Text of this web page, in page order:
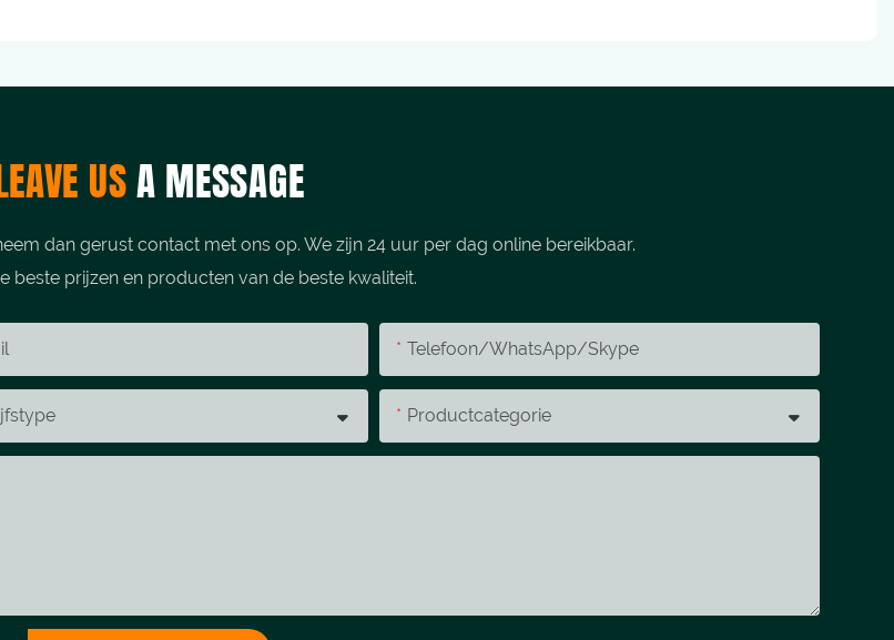
USA MESSAGE
dan gerust contact met ons op. We zijn 24 uur per dag online bereikbaar.
beste prijzen en producten van de beste kwaliteit.
Telefoon/WhatsApp/Skype
Productcategorie